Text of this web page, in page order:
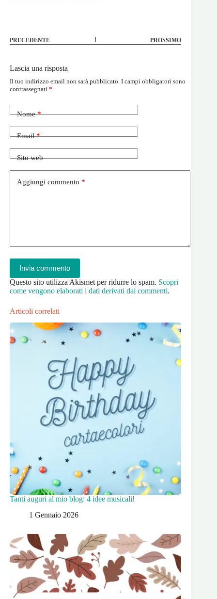
PRECEDENTE PROSSIMO
Lascia una risposta
Il tuo indirizzo email non sarà pubblicato. I campi obbligatori sono
contrassegnati *
Nome*
Email*
Sito web
Aggiungi commento *
Invia commento
Questo sito utilizza Akismet per ridurre lo spam. Scopri
come vengono elaborati i dati derivati dai commenti.
Articoli correlati
Tanti auguri al mio blog: 4 idee musicali!
1 Gennaio 2026